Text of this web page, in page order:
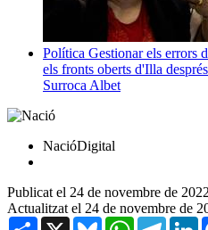
Política Gestionar els errors
els fronts oberts d'Illa
Surroca Albet
NacióDigital
Publicat el 24 de novembre de
Actualitzat el 24 de novembre de
Share X BlueskyWhatsApp